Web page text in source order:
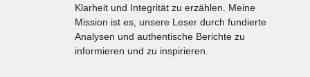
Klarheit und Integrität zu erzählen. Meine
Mission ist es, unsere Leser durch fundierte
Analysen und authentische Berichte zu
informieren und zu inspirieren.